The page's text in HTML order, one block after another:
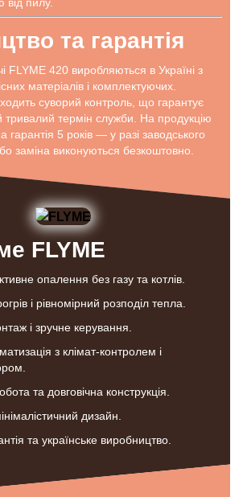
та гарантія
FLYME 420 виробляються в Україні з
матеріалів і комплектуючих.
суворий контроль, що гарантує
тривалий термін служби. На продукцію
гарантія 5 років — у разі заводського
заміна виконуються безкоштовно.
FLYME
опалення без газу та котлів.
і рівномірний розподіл тепла.
і зручне керування.
з клімат-контролем і
та довговічна конструкція.
дизайн.
та українське виробництво.